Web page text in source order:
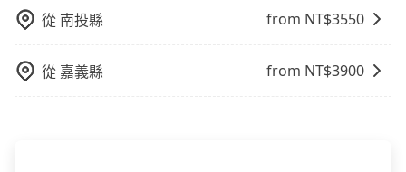
從 南投縣 from NT$3550
從 嘉義縣 from NT$3900